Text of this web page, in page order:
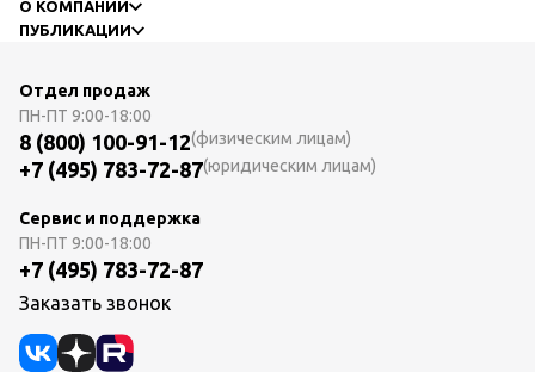
О КОМПАНИИ
ПУБЛИКАЦИИ
Отдел продаж
ПН-ПТ 9:00-18:00
8 (800) 100-91-12(физическим лицам)
+7 (495) 783-72-87(юридическим лицам)
Сервис и поддержка
ПН-ПТ 9:00-18:00
+7 (495) 783-72-87
Заказать звонок